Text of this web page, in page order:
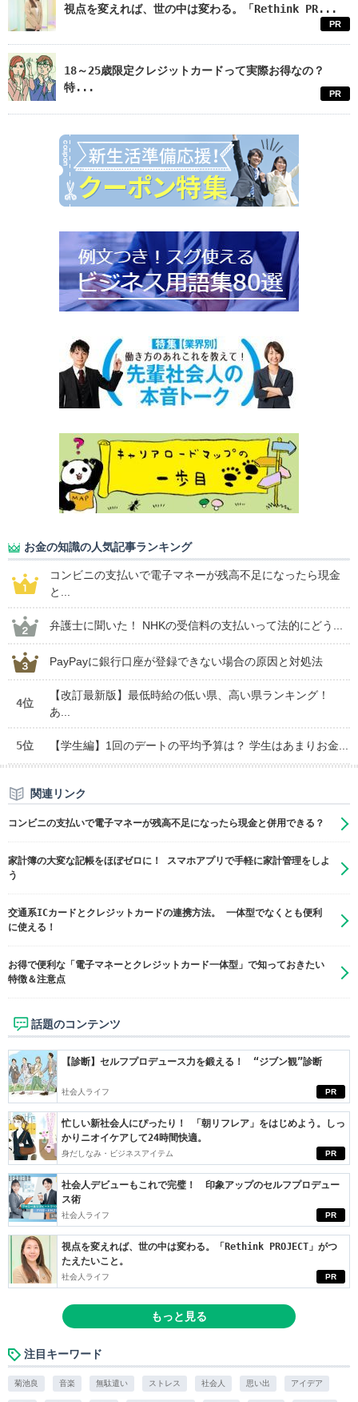
視点を変えれば、世の中は変わる。「Rethink PR...
PR
18～25歳限定クレジットカードって実際お得なの？
特...
PR
お金の知識の人気記事ランキング
コンビニの支払いで電子マネーが残高不足になったら現金
と...
弁護士に聞いた！ NHKの受信料の支払いって法的にどう...
PayPayに銀行口座が登録できない場合の原因と対処法
4位
【改訂最新版】最低時給の低い県、高い県ランキング！
あ...
5位 【学生編】1回のデートの平均予算は？ 学生はあまりお金...
関連リンク
コンビニの支払いで電子マネーが残高不足になったら現金と併用できる？
家計簿の大変な記帳をほぼゼロに！ スマホアプリで手軽に家計管理をしよ
う
交通系ICカードとクレジットカードの連携方法。 一体型でなくとも便利
に使える！
お得で便利な「電子マネーとクレジットカード一体型」で知っておきたい
特徴＆注意点
話題のコンテンツ
PR
【診断】セルフプロデュース力を鍛える！ “ジブン観”診断
社会人ライフ
PR
忙しい新社会人にぴったり！ 「朝リフレア」をはじめよう。しっ
かりニオイケアして24時間快適。
身だしなみ・ビジネスアイテム
PR
社会人デビューもこれで完璧！ 印象アップのセルフプロデュー
ス術
社会人ライフ
PR
視点を変えれば、世の中は変わる。「Rethink PROJECT」がつ
たえたいこと。
社会人ライフ
もっと見る
注目キーワード
菊池良 音楽 無駄遣い ストレス 社会人 思い出 アイデア